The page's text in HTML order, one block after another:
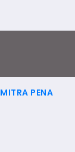
MITRA PENA